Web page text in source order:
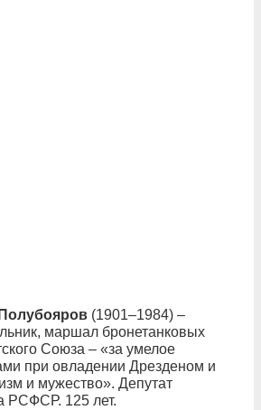
(1901–1984) –
маршал бронетанковых
Союза – «за умелое
при овладении Дрезденом и
и мужество». Депутат
РСФСР. 125 лет.